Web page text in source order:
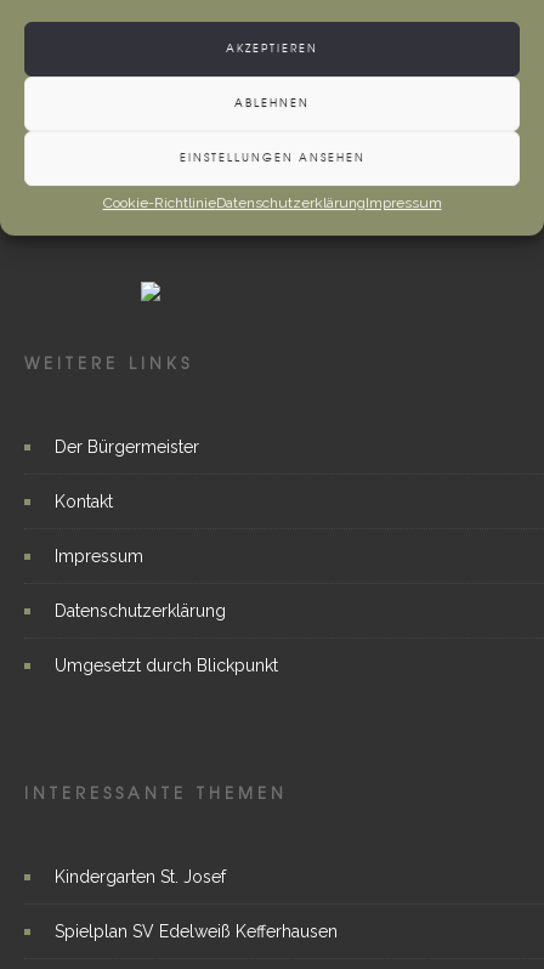
AKZEPTIEREN
ABLEHNEN
EINSTELLUNGEN ANSEHEN
Cookie-RichtlinieDatenschutzerklärungImpressum
Tino Jäger 1. August 2026
WEITERE LINKS
Der Bürgermeister
Kontakt
Impressum
Datenschutzerklärung
Umgesetzt durch Blickpunkt
INTERESSANTE THEMEN
Kindergarten St. Josef
Spielplan SV Edelweiß Kefferhausen